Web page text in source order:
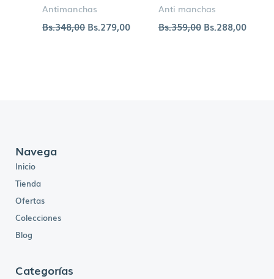
Antimanchas
Bs.348,00 Bs.279,00
Anti manchas
Bs.359,00 Bs.288,00
Navega
Inicio
Tienda
Ofertas
Colecciones
Blog
Categorías